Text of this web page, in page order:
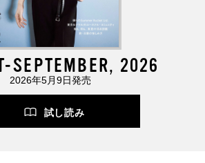
SEPTEMBER, 2026
2026年5月9日発売
試し読み